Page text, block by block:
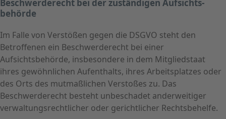
Beschwerde­recht bei der zuständigen Aufsichts­
behörde
Im Falle von Verstößen gegen die DSGVO steht den
Betroffenen ein Beschwerderecht bei einer
Aufsichtsbehörde, insbesondere in dem Mitgliedstaat
ihres gewöhnlichen Aufenthalts, ihres Arbeitsplatzes oder
des Orts des mutmaßlichen Verstoßes zu. Das
Beschwerderecht besteht unbeschadet anderweitiger
verwaltungsrechtlicher oder gerichtlicher Rechtsbehelfe.